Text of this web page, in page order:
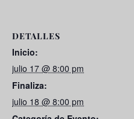
DETALLES
Inicio:
julio 17 @ 8:00 pm
Finaliza:
julio 18 @ 8:00 pm